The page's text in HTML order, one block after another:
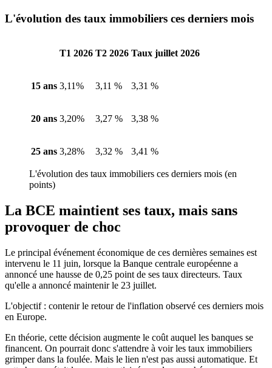
L'évolution des taux immobiliers ces derniers mois
T1 2026 T2 2026 Taux juillet 2026
15 ans 3,11% 3,11 % 3,31 %
20 ans 3,20% 3,27 % 3,38 %
25 ans 3,28% 3,32 % 3,41 %
L'évolution des taux immobiliers ces derniers mois (en
points)
La BCE maintient ses taux, mais sans
provoquer de choc
Le principal événement économique de ces dernières semaines est
intervenu le 11 juin, lorsque la Banque centrale européenne a
annoncé une hausse de 0,25 point de ses taux directeurs. Taux
qu'elle a annoncé maintenir le 23 juillet.
L'objectif : contenir le retour de l'inflation observé ces derniers mois
en Europe.
En théorie, cette décision augmente le coût auquel les banques se
financent. On pourrait donc s'attendre à voir les taux immobiliers
grimper dans la foulée. Mais le lien n'est pas aussi automatique. Et